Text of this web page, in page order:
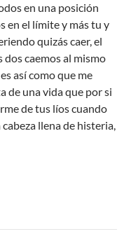
en una posición
en el límite y más tu y
quizás caer, el
dos caemos al mismo
así como que me
de una vida que por si
de tus líos cuando
llena de histeria,